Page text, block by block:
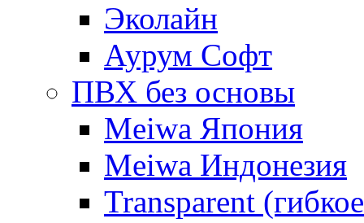
Эколайн
Аурум Софт
ПВХ без основы
Meiwa Япония
Meiwa Индонезия
Transparent